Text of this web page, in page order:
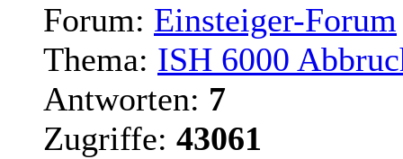
Forum: Einsteiger-Forum
Thema: ISH 6000
Antworten: 7
Zugriffe: 43061